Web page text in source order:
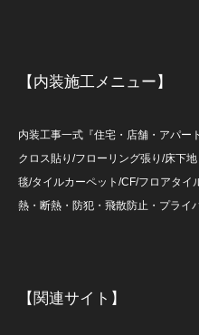
【内装施工メニュー】
内装工事一式『住宅・店舗・アパー
クロス貼り/フローリング張り/床下
毯/タイルカーペット/CF/フロアタイ
熱・断熱・防犯・飛散防止・プライ
【関連サイト】